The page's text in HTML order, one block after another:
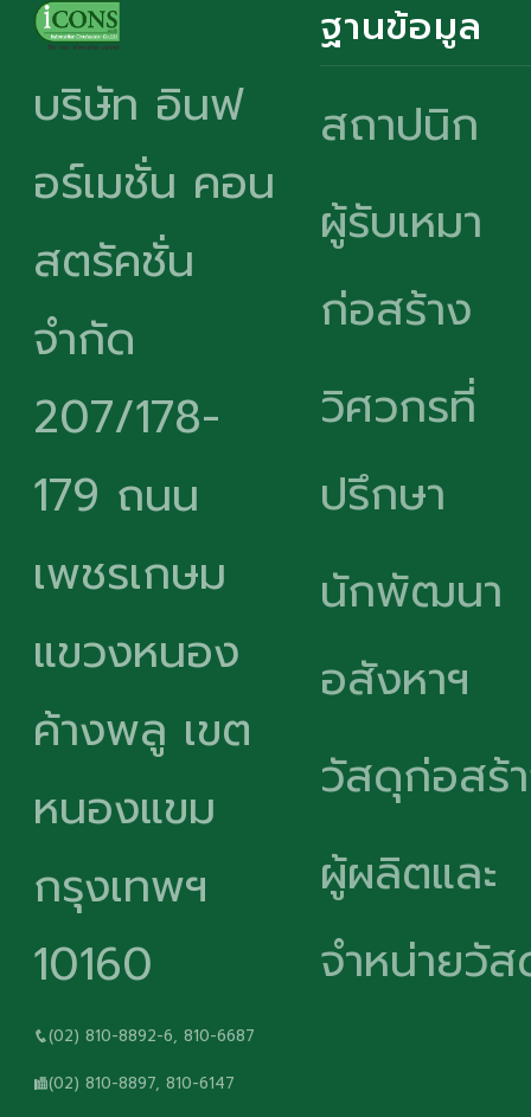
บริษัท อินฟ
อร์เมชั่น คอน
สตรัคชั่น
จำกัด
207/178-
179 ถนน
เพชรเกษม
แขวงหนอง
ค้างพลู เขต
หนองแขม
กรุงเทพฯ
10160
(02) 810-8892-6, 810-6687
(02) 810-8897, 810-6147
ฐานข้อมูล
สถาปนิก
ผู้รับเหมา
ก่อสร้าง
วิศวกรที่
ปรึกษา
นักพัฒนา
อสังหาฯ
วัสดุก่อสร้
ผู้ผลิตและ
จำหน่ายวั